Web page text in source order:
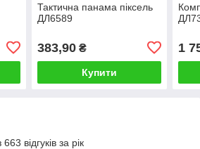
Тактична панама піксель
ДЛ6589
383,90₴
Купити
1
відгуків за рік